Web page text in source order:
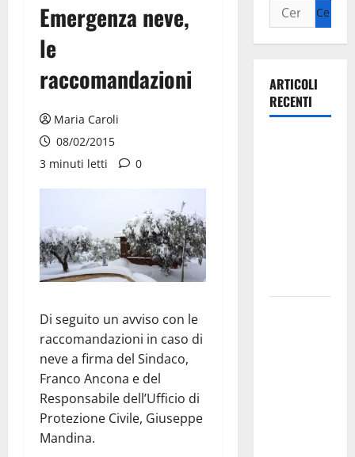
Emergenza neve,
le
raccomandazioni
Maria Caroli
08/02/2015
3 minuti letti
0
Di seguito un avviso con le
raccomandazioni in caso di
neve a firma del Sindaco,
Franco Ancona e del
Responsabile dell’Ufficio di
Protezione Civile, Giuseppe
Mandina.
ARTICOLI
RECENTI